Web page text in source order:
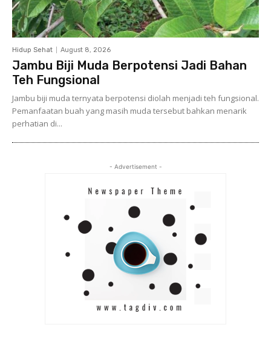
Hidup Sehat August 8, 2026
Jambu Biji Muda Berpotensi Jadi Bahan
Teh Fungsional
Jambu biji muda ternyata berpotensi diolah menjadi teh fungsional.
Pemanfaatan buah yang masih muda tersebut bahkan menarik
perhatian di...
- Advertisement -